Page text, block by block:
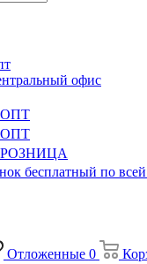
офис
ОПТ
ОПТ
РОЗНИЦА
бесплатный по
Отложенные 0